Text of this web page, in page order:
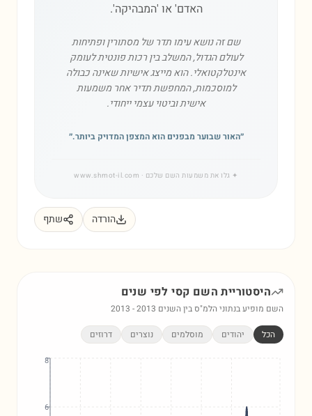
האדם' או 'המבהיקה'.
שם זה נושא עימו תדר של מסתורין ופתיחות
לעולם הגדול, המשלב בין רכות פונטית לעומק
אינטלקטואלי. הוא מייצג אישיות שאינה כבולה
למוסכמות, המחפשת תדיר אחר משמעות
אישית וביטוי עצמי ייחודי.
״האור שבוער מבפנים הוא המצפן המדויק ביותר.״
✦ גלו את משמעות השם שלכם · www.shmot-il.com
הורדה שתף
היסטוריית השם קסילפי שנים
השם מופיע בנתוני הלמ"ס בין השנים 2013 -2013
הכל יהודים מוסלמים נוצרים דרוזים
6
8